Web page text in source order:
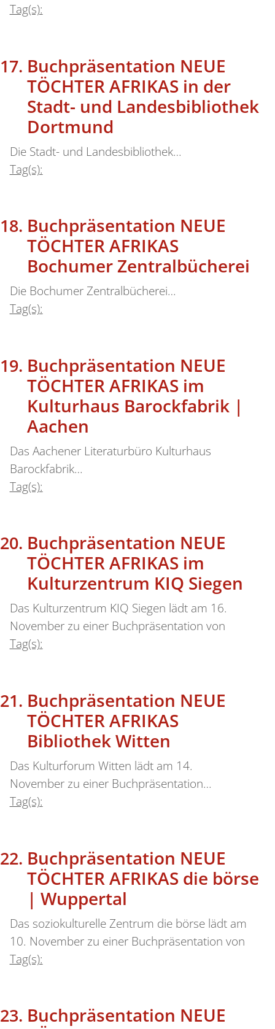
Tag(s):
Buchpräsentation NEUE
TÖCHTER AFRIKAS in der
Stadt- und Landesbibliothek
Dortmund
Die Stadt- und Landesbibliothek…
Tag(s):
Buchpräsentation NEUE
TÖCHTER AFRIKAS
Bochumer Zentralbücherei
Die Bochumer Zentralbücherei…
Tag(s):
Buchpräsentation NEUE
TÖCHTER AFRIKAS im
Kulturhaus Barockfabrik |
Aachen
Das Aachener Literaturbüro Kulturhaus
Barockfabrik…
Tag(s):
Buchpräsentation NEUE
TÖCHTER AFRIKAS im
Kulturzentrum KIQ Siegen
Das Kulturzentrum KIQ Siegen lädt am 16.
November zu einer Buchpräsentation von
Tag(s):
Buchpräsentation NEUE
TÖCHTER AFRIKAS
Bibliothek Witten
Das Kulturforum Witten lädt am 14.
November zu einer Buchpräsentation…
Tag(s):
Buchpräsentation NEUE
TÖCHTER AFRIKAS die börse
| Wuppertal
Das soziokulturelle Zentrum die börse lädt am
10. November zu einer Buchpräsentation von
Tag(s):
Buchpräsentation NEUE